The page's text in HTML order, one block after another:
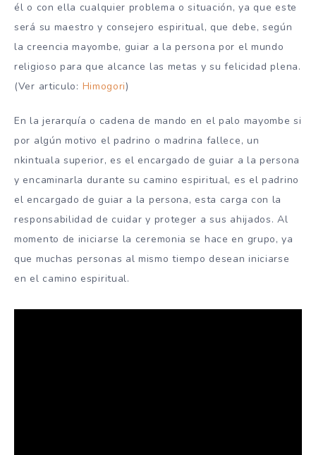
él o con ella cualquier problema o situación, ya que este
será su maestro y consejero espiritual, que debe, según
la creencia mayombe, guiar a la persona por el mundo
religioso para que alcance las metas y su felicidad plena.
(Ver articulo: Himogori)
En la jerarquía o cadena de mando en el palo mayombe si
por algún motivo el padrino o madrina fallece, un
nkintuala superior, es el encargado de guiar a la persona
y encaminarla durante su camino espiritual, es el padrino
el encargado de guiar a la persona, esta carga con la
responsabilidad de cuidar y proteger a sus ahijados. Al
momento de iniciarse la ceremonia se hace en grupo, ya
que muchas personas al mismo tiempo desean iniciarse
en el camino espiritual.